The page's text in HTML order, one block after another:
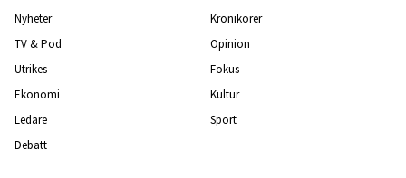
Nyheter
TV & Pod
Utrikes
Ekonomi
Ledare
Debatt
Krönikörer
Opinion
Fokus
Kultur
Sport